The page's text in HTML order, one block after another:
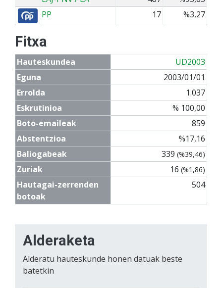
PP
17 %3,27
Fitxa
Hauteskundea
UD2003
Eguna
2003/01/01
Errolda
1.037
Eskrutinioa
% 100,00
Boto-emaileak
859
Abstentzioa
%17,16
Baliogabeak
339 (%39,46)
Zuriak 16 (%1,86)
Hautagai-zerrenden
botoak
504
Alderaketa
Alderatu hauteskunde honen datuak beste
batetkin